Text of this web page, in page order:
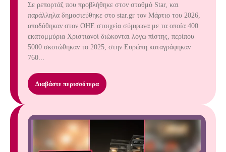
Σε ρεπορτάζ που προβλήθηκε στον σταθμό Star, και
παράλληλα δημοσιεύθηκε στο star.gr τον Μάρτιο του 2026,
αποδόθηκαν στον ΟΗΕ στοιχεία σύμφωνα με τα οποία 400
εκατομμύρια Χριστιανοί διώκονται λόγω πίστης, περίπου
5000 σκοτώθηκαν το 2025, στην Ευρώπη καταγράφηκαν
760...
Διαβάστε περισσότερα